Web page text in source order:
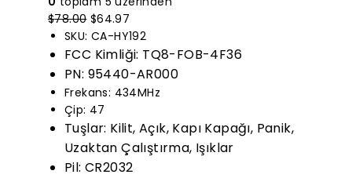
$78.00 Orijinal
fiyatı:
$78.00.
$64.97
fiyat:
$64.97.
SKU: CA-HY192
FCC Kimliği: TQ8-FOB-4F36
PN: 95440-AR000
Frekans: 434MHz
Çip: 47
Tuşlar: Kilit, Açık, Kapı Kapağı, Panik,
Uzaktan Çalıştırma, Işıklar
Pil: CR2032